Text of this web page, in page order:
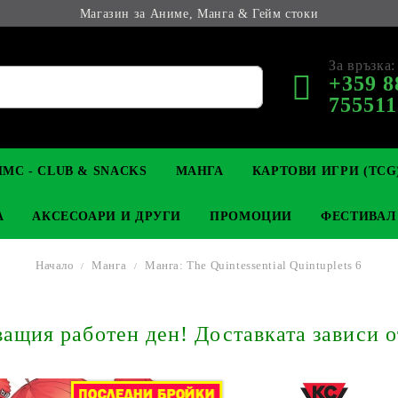
Магазин за Аниме, Манга & Гейм стоки
За връзка:
+359
КОЛЕКЦИОНЕРСКИ
YU-GI-OH! TCG
- CLUB & SNACKS МАНГА
LIGHT NOVEL
КАРТОВИ ИГРИ
MAGIC: THE GATHERING
АНИМЕ ФИГУРКИ
АКСЕСОАРИ И ДРУГИ
КЛЮЧОДЪРЖАТЕЛИ
ПРОМОЦИИ
Начало Манга Манга: The Quintessential Quintuplets 6
работен ден! Доставката зависи